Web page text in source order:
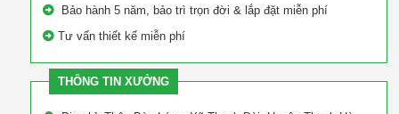
Bảo hành 5 năm, bảo trì trọn đời & lắp đặt miễn phí
Tư vấn thiết kế miễn phí
THÔNG TIN XƯỞNG